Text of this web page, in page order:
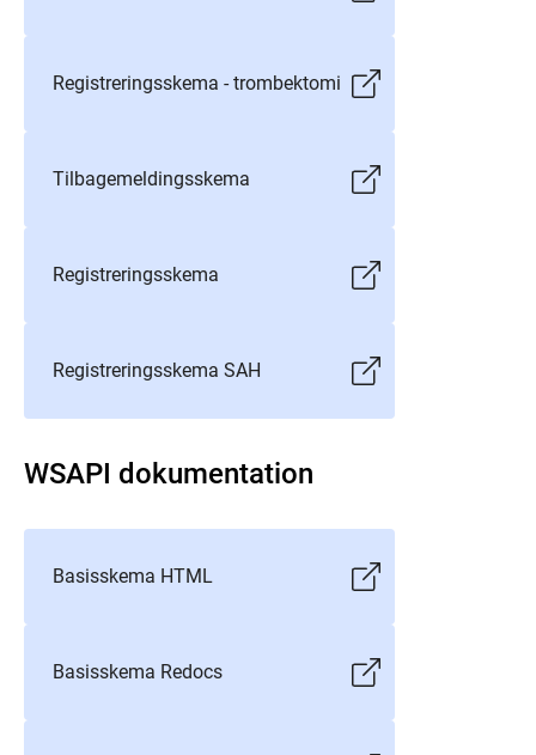
Registreringsskema - trombektomi
Tilbagemeldingsskema
Registreringsskema
Registreringsskema SAH
WSAPI dokumentation
Basisskema HTML
Basisskema Redocs